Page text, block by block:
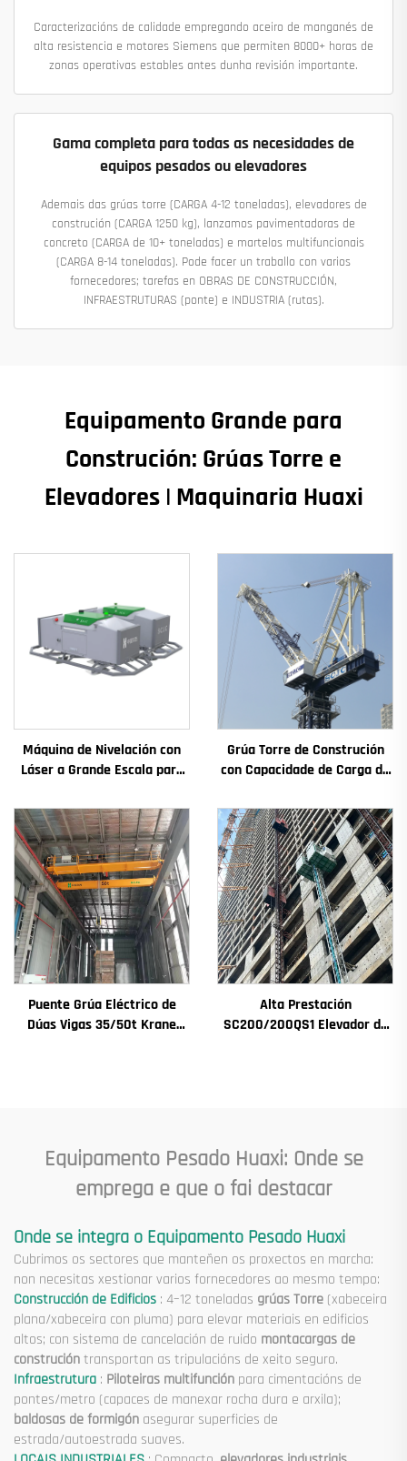
Caracterizacións de calidade empregando aceiro de manganés de
alta resistencia e motores Siemens que permiten 8000+ horas de
zonas operativas estables antes dunha revisión importante.
Gama completa para todas as necesidades de
equipos pesados ou elevadores
Ademais das grúas torre (CARGA 4-12 toneladas), elevadores de
construción (CARGA 1250 kg), lanzamos pavimentadoras de
concreto (CARGA de 10+ toneladas) e martelos multifuncionais
(CARGA 8-14 toneladas). Pode facer un traballo con varios
fornecedores; tarefas en OBRAS DE CONSTRUCCIÓN,
INFRAESTRUTURAS (ponte) e INDUSTRIA (rutas).
Equipamento Grande para
Construción: Grúas Torre e
Elevadores | Maquinaria Huaxi
Máquina de Nivelación con
Láser a Grande Escala para
Motor Vibrador Modo de
Accionamento Compresor
Incluído
Grúa Torre de Construción
con Capacidade de Carga de
Cambios Motor de
Engranaxes Coxinetes
Principais
Puente Grúa Eléctrico de
Dúas Vigas 35/50t Krane
Alta Prestación
SC200/200QS1 Elevador de
Equipamento Pesado Huaxi: Onde se
emprega e que o fai destacar
Onde se integra o Equipamento Pesado Huaxi
Cubrimos os sectores que manteñen os proxectos en marcha:
non necesitas xestionar varios fornecedores ao mesmo tempo:
Construcción de Edificios : 4–12 toneladas grúas Torre (xabeceira
plana/xabeceira con pluma) para elevar materiais en edificios
altos; con sistema de cancelación de ruido montacargas de
construcióntransportan as tripulacións de xeito seguro.
Infraestrutura : Piloteiras multifunción para cimentacións de
pontes/metro (capaces de manexar rocha dura e arxila);
baldosas de formigón asegurar superficies de
estrada/autoestrada suaves.